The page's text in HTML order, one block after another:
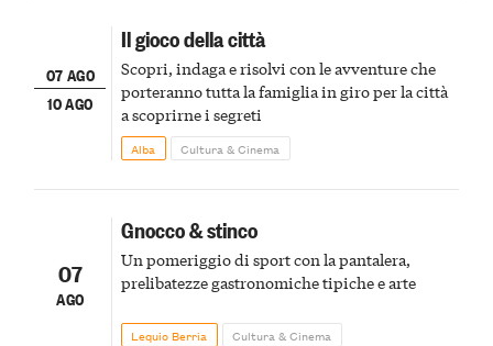
07 AGO
10 AGO
Il gioco della città
Scopri, indaga e risolvi con le avventure che
porteranno tutta la famiglia in giro per la città
a scoprirne i segreti
Alba Cultura & Cinema
07
AGO
Gnocco & stinco
Un pomeriggio di sport con la pantalera,
prelibatezze gastronomiche tipiche e arte
Lequio Berria Cultura & Cinema